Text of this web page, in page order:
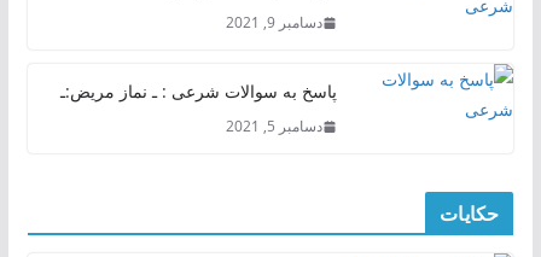
دسامبر 9, 2021
پاسخ به سوالات شرعی : ـ نماز مریض:ـ
دسامبر 5, 2021
حکایات